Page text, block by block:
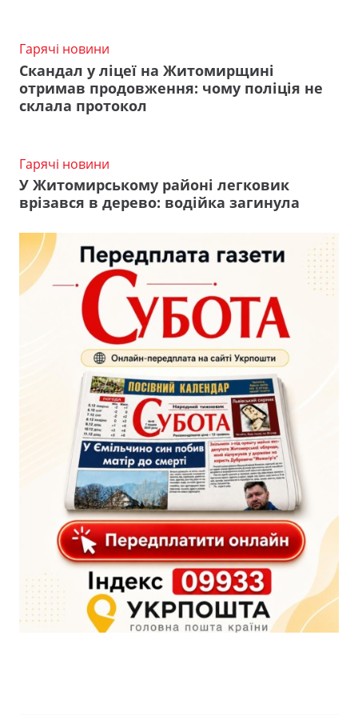
Гарячі новини
Скандал у ліцеї на Житомирщині
отримав продовження: чому поліція не
склала протокол
Гарячі новини
У Житомирському районі легковик
врізався в дерево: водійка загинула